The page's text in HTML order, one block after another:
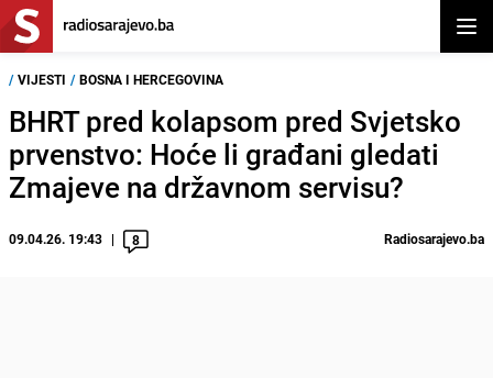
/ VIJESTI / BOSNA I HERCEGOVINA
BHRT pred kolapsom pred Svjetsko
prvenstvo: Hoće li građani gledati
Zmajeve na državnom servisu?
09.04.26. 19:43 8 Radiosarajevo.ba